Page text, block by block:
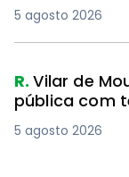
5 agosto 2026
R.Vilar de
pública com
5 agosto 2026